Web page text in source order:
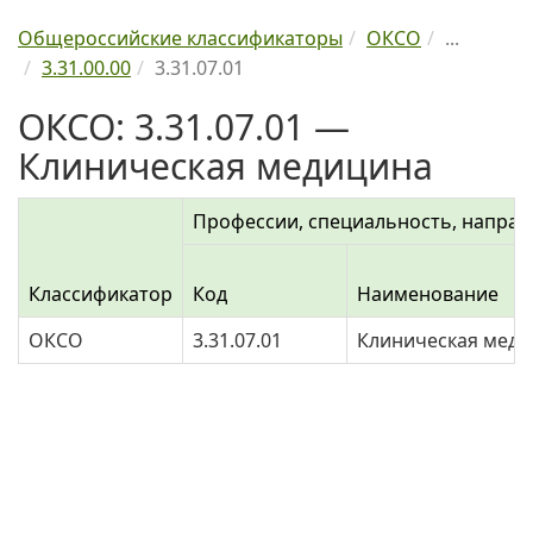
Общероссийские классификаторы ОКСО
...
3.31.00.00
3.31.07.01
ОКСО: 3.31.07.01 —
Клиническая медицина
Классификатор
Профессии, специальность,
Код
Наименование
ОКСО
3.31.07.01 Клиническая